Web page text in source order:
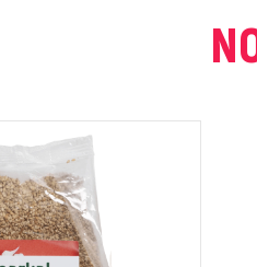
case, je donne mon accord pour
publique sur cette page.